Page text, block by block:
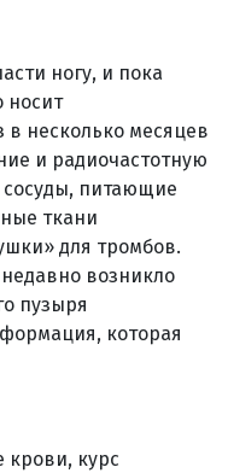
ногу, и пока
носит
несколько месяцев
и радиочастотную
питающие
ткани
для тромбов.
возникло
пузыря
которая
крови, курс